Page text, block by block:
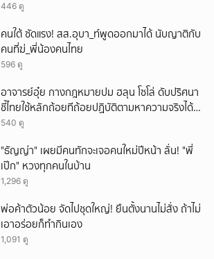
446 ดู
คนใต้ ซัดแรง! สส.อุบา_ท์พูดออกมาได้ นับญาติกับ
คนที่ฆ่_พี่น้องคนไทย
596 ดู
อาจารย์อุ๋ย กางกฎหมายปม ฮลุน โซโล่ ดับปริศนา
ชี้ไทยใช้หลักถ้อยทีถ้อยปฏิบัติตามหาความจริงได้
แม้ไร้สนธิสัญญา
540 ดู
"ธัญญ่า" เผยมีคนทักจะเจอคนใหม่ปีหน้า ลั่น! "พี่
เป๊ก" หวงทุกคนในบ้าน
1,296 ดู
พ่อค้าตัวน้อย จัดไปชุดใหญ่! ยืนตั้งนานไม่สั่ง ถ้าไม่
เอาอร่อยก็ทำกินเอง
1,091 ดู